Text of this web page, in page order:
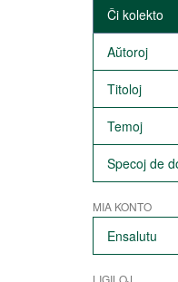
Ĉi kolekto
Aŭtoroj
Titoloj
Temoj
Specoj de
MIA KONTO
Ensalutu
LIGILOJ